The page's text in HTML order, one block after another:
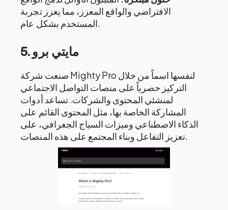
الافتراضي والواقع المعزز، مما يعزز تجربة
المستخدم بشكل عام.
5. مايتي برو
صنعت شركة Mighty Pro لنفسها اسماً من خلال
التركيز حصرياً على منصات التواصل الاجتماعي
لمنشئي المحتوى والشركات. تساعد أدوات
المشاركة الخاصة بها، مثل المحتوى القائم على
الذكاء الاصطناعي وميزات السياج الجغرافي، على
تعزيز التفاعل وبناء المجتمع على هذه المنصات.